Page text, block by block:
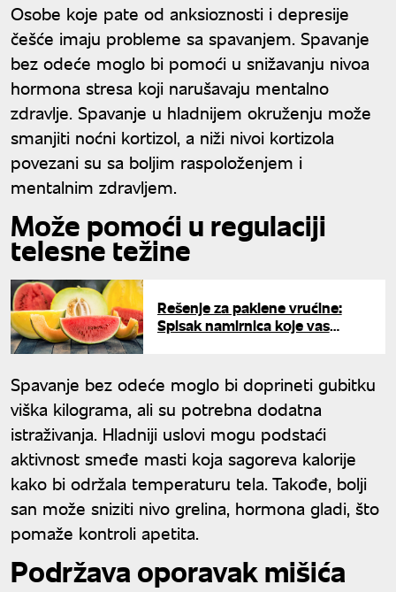
Osobe koje pate od anksioznosti i depresije
češće imaju probleme sa spavanjem. Spavanje
bez odeće moglo bi pomoći u snižavanju nivoa
hormona stresa koji narušavaju mentalno
zdravlje. Spavanje u hladnijem okruženju može
smanjiti noćni kortizol, a niži nivoi kortizola
povezani su sa boljim raspoloženjem i
mentalnim zdravljem.
Može pomoći u regulaciji
telesne težine
Rešenje za paklene vrućine:
Spisak namirnica koje vas
Spavanje bez odeće moglo bi doprineti gubitku
viška kilograma, ali su potrebna dodatna
istraživanja. Hladniji uslovi mogu podstaći
aktivnost smeđe masti koja sagoreva kalorije
kako bi održala temperaturu tela. Takođe, bolji
san može sniziti nivo grelina, hormona gladi, što
pomaže kontroli apetita.
Podržava oporavak mišića